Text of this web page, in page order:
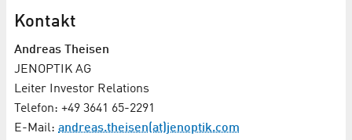
Kontakt
Andreas Theisen
JENOPTIK AG
Leiter Investor Relations
Telefon: +49 3641 65-2291
E-Mail: andreas.theisen(at)jenoptik.com